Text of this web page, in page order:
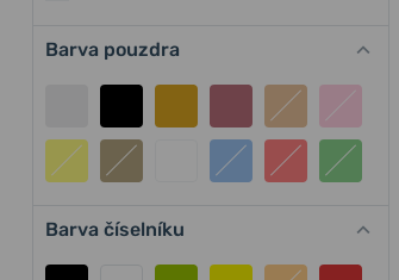
Barva pouzdra
Barva číselníku